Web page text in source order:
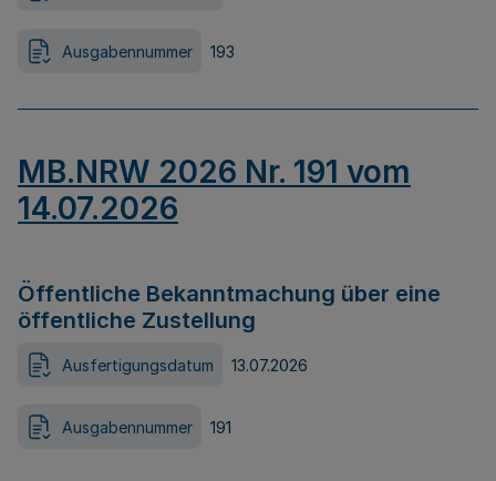
Ausgabennummer 193
MB.NRW 2026 Nr. 191 vom
14.07.2026
Öffentliche Bekanntmachung über eine
öffentliche Zustellung
Ausfertigungsdatum 13.07.2026
Ausgabennummer 191